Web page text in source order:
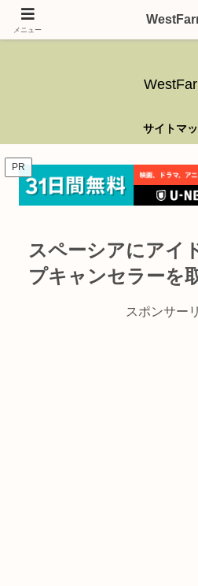
ガーデニング、アウトドア、キャンプ、釣
サイトマ
PR
スペーシアにアイ
プキャンセラーを
スポンサー
メニュー